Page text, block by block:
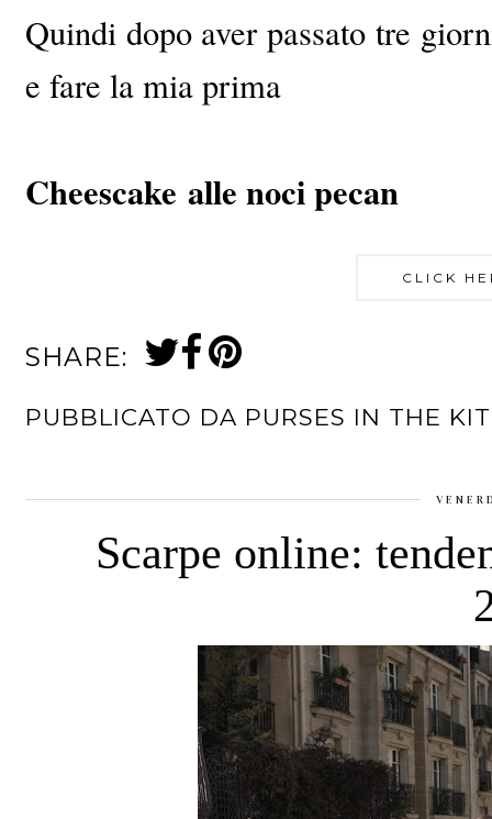
Quindi dopo aver passato tre
e fare la mia prima
Cheescake alle noci pecan
CLICK
SHARE:
PUBBLICATO DA PURSES IN THE
Scarpe online: